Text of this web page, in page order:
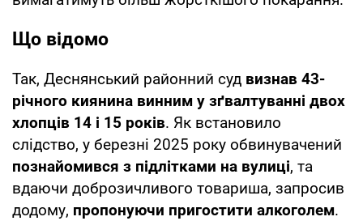
Що відомо
Так, Деснянський районний суд визнав 43-
річного киянина винним у зґвалтуванні двох
хлопців 14 і 15 років. Як встановило
слідство, у березні 2025 року обвинувачений
познайомився з підлітками на вулиці, та
вдаючи доброзичливого товариша, запросив
додому, пропонуючи пригостити алкоголем.